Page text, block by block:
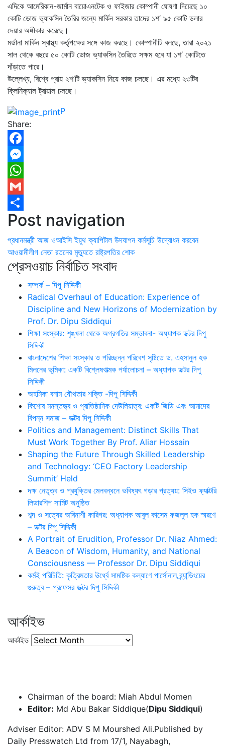
এদিকে আমেরিকান-জার্মান বায়োএনটেক ও ফাইজার কোম্পানী ঘোষণা দিয়েছে ১০
কোটি ডোজ ভ্যাকসিন তৈরির জন্যে মার্কিন সরকার তাদের ১শ’ ৯৫ কোটি ডলার
দেয়ার অঙ্গীকার করেছে।
মর্ডানা মার্কিন স্বাস্থ্য কর্তৃপক্ষের সঙ্গে কাজ করছে। কোম্পানীটি বলছে, তারা ২০২১
সাল থেকে বছরে ৫০ কোটি ডোজ ভ্যাকসিন তৈরিতে সক্ষম হবে যা ১শ’ কোটিতে
দাঁড়াতে পারে।
উল্লেখ্য, বিশ্বে প্রায় ২শ’টি ভ্যাকসিন নিয়ে কাজ চলছে। এর মধ্যে ২৩টির
ক্লিনিক্যাল ট্রায়াল চলছে।
P
Share:
Facebook
Messenger
WhatsApp
Gmail
Share
Post navigation
প্রধানমন্ত্রী আজ ওআইসি ইয়ুথ ক্যাপিটাল উদযাপন কর্মসূচি উদ্বোধন করবেন
আওয়ামীলীগ নেতা রতনের মৃত্যুতে রাষ্ট্রপতির শোক
প্রেসওয়াচ নির্বাচিত সংবাদ
সম্পর্ক – দিপু সিদ্দিকী
Radical Overhaul of Education: Experience of
Discipline and New Horizons of Modernization by
Prof. Dr. Dipu Siddiqui
শিক্ষা সংস্কার: শৃঙ্খলা থেকে অগ্রগতির সম্ভাবনা- অধ্যাপক ডক্টর দিপু
সিদ্দিকী
বাংলাদেশের শিক্ষা সংস্কার ও পরিচ্ছন্ন পরিবেশ সৃষ্টিতে ড. এহসানুল হক
মিলনের ভূমিকা: একটি বিশ্লেষণাত্মক পর্যালোচনা – অধ্যাপক ডক্টর দিপু
সিদ্দিকী
অহমিকা বনাম যৌথতার শক্তি -দিপু সিদ্দিকী
কিশোর মনস্তত্ত্ব ও প্রাতিষ্ঠানিক দেউলিয়াত্ব: একটি জিডি এবং আমাদের
বিপন্ন সমাজ – ডক্টর দিপু সিদ্দিকী
Politics and Management: Distinct Skills That
Must Work Together By Prof. Aliar Hossain
Shaping the Future Through Skilled Leadership
and Technology: ‘CEO Factory Leadership
Summit’ Held
দক্ষ নেতৃত্ব ও প্রযুক্তির মেলবন্ধনে ভবিষ্যৎ গড়ার প্রত্যয়: সিইও ফ্যাক্টরি
লিডারশিপ সামিট অনুষ্ঠিত
শব্দ ও সত্যের অবিনাশী কারিগর: অধ্যাপক আবুল কাসেম ফজলুল হক স্মরণে
– ডক্টর দিপু সিদ্দিকী
A Portrait of Erudition, Professor Dr. Niaz Ahmed:
A Beacon of Wisdom, Humanity, and National
Consciousness — Professor Dr. Dipu Siddiqui
কর্মই পরিচিতি: কৃত্রিমতার ঊর্ধ্বে সামষ্টিক কল্যাণে পার্সোনাল ব্র্যান্ডিংয়ের
গুরুত্ব – প্রফেসর ডক্টর দিপু সিদ্দিকী
আর্কাইভ
আর্কাইভ
Chairman of the board: Miah Abdul Momen
Editor: Md Abu Bakar Siddique(Dipu Siddiqui)
Adviser Editor: ADV S M Mourshed Ali.Published by
Daily Presswatch Ltd from 17/1, Nayabagh,